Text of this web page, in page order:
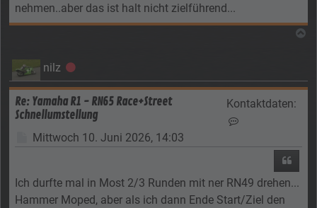
nehmen..aber das ist halt nicht zielführend...
nilz Offline
Re: Yamaha R1 - RN65 Race+Street
Schnellumstellung
Kontaktdaten:
Beitrag
Mittwoch 10. Juni 2026, 14:03
Ich durfte mal in Most 2/3 Runden mit ner RN49 drehen...
Hammer Moped, aber als ich dann Ende Start/Ziel den